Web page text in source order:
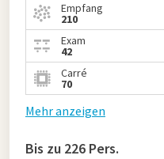
Empfang
210
Exam
42
Carré
70
Mehr anzeigen
Bis zu 226 Pers.